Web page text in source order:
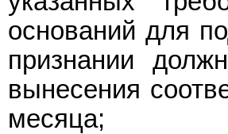
оснований для
признании
вынесения
месяца;